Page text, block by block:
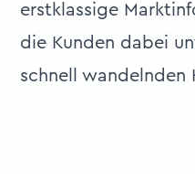
erstklassige
die Kunden dabei
schnell